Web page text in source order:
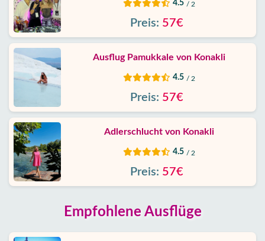
4.5 / 2
Preis: 57€
Ausflug Pamukkale von Konakli
4.5 / 2
Preis: 57€
Adlerschlucht von Konakli
4.5 / 2
Preis: 57€
Empfohlene Ausflüge